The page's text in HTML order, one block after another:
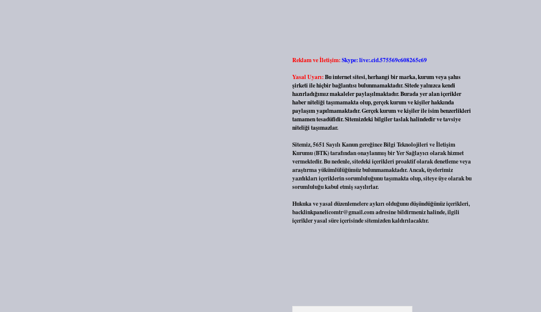
Reklam ve İletişim:Skype: live:.cid.575569c608265c69
Yasal Uyarı:Bu internet sitesi, herhangi bir marka, kurum veya şahıs
şirketi ile hiçbir bağlantısı bulunmamaktadır. Sitede yalnızca kendi
hazırladığımız makaleler paylaşılmaktadır. Burada yer alan içerikler
haber niteliği taşımamakta olup, gerçek kurum ve kişiler hakkında
paylaşım yapılmamaktadır. Gerçek kurum ve kişiler ile isim benzerlikleri
tamamen tesadüfidir. Sitemizdeki bilgiler taslak halindedir ve tavsiye
niteliği taşımazlar.
Sitemiz, 5651 Sayılı Kanun gereğince Bilgi Teknolojileri ve İletişim
Kurumu (BTK) tarafından onaylanmış bir Yer Sağlayıcı olarak hizmet
vermektedir. Bu nedenle, sitedeki içerikleri proaktif olarak denetleme veya
araştırma yükümlülüğümüz bulunmamaktadır. Ancak, üyelerimiz
yazdıkları içeriklerin sorumluluğunu taşımakta olup, siteye üye olarak bu
sorumluluğu kabul etmiş sayılırlar.
Hukuka ve yasal düzenlemelere aykırı olduğunu düşündüğünüz içerikleri,
backlinkpanelicomtr@gmail.comadresine bildirmeniz halinde, ilgili
içerikler yasal süre içerisinde sitemizden kaldırılacaktır.